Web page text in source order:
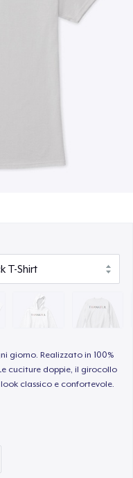
giorno. Realizzato in 100%
cuciture doppie, il girocollo
classico e confortevole.